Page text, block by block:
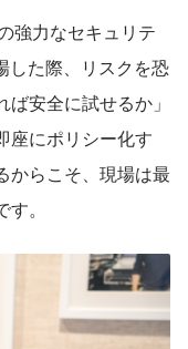
強力なセキュリテ
した際、リスクを恐
安全に試せるか」
座にポリシー化す
からこそ、現場は最
。